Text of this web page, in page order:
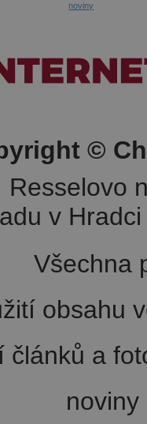
noviny
©
Resselovo
v
Všechna
obsahu
článků a